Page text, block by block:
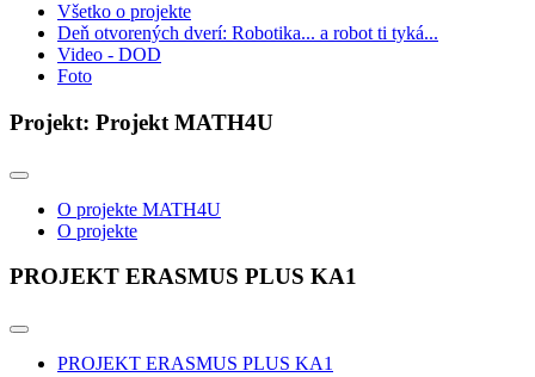
Všetko o projekte
Deň otvorených dverí: Robotika... a robot ti tyká...
Video - DOD
Foto
Projekt: Projekt MATH4U
O projekte MATH4U
O projekte
PROJEKT ERASMUS PLUS KA1
PROJEKT ERASMUS PLUS KA1